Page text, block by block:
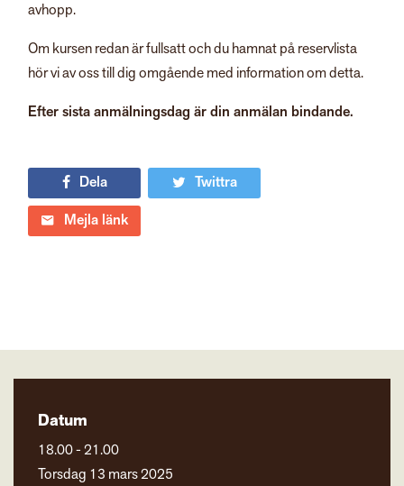
avhopp.
Om kursen redan är fullsatt och du hamnat på reservlista
hör vi av oss till dig omgående med information om detta.
Efter sista anmälningsdag är din anmälan bindande.
Dela
Twittra
Mejla länk
Datum
18.00 - 21.00
Torsdag 13 mars 2025